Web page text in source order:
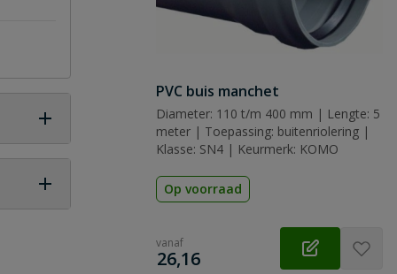
PVC buis manchet
Diameter: 110 t/m 400 mm | Lengte: 5
meter | Toepassing: buitenriolering |
Klasse: SN4 | Keurmerk: KOMO
Op voorraad
vanaf
€
26,16